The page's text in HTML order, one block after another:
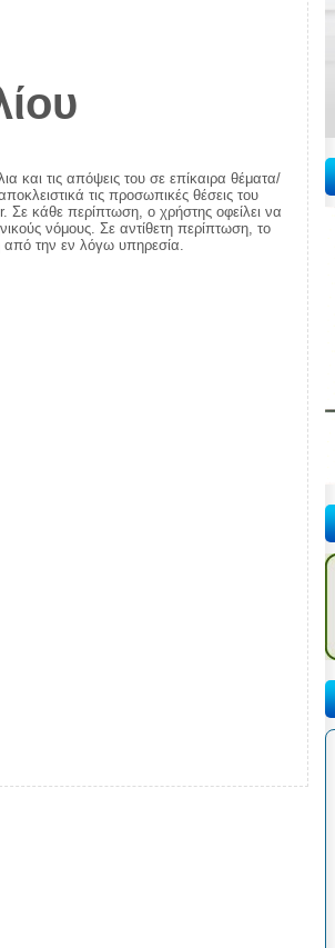
και τις απόψεις του σε επίκαιρα θέματα/
τις προσωπικές θέσεις του
Σε κάθε περίπτωση, ο χρήστης οφείλει να
νόμους. Σε αντίθετη περίπτωση, το
από την εν λόγω υπηρεσία.